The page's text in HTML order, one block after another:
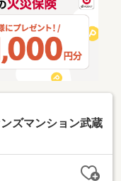
ズマンション武蔵